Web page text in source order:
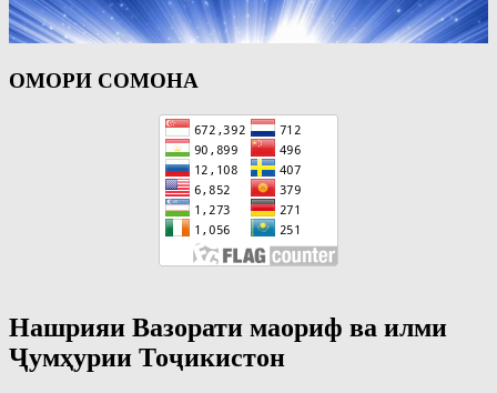
ОМОРИ СОМОНА
Нашрияи Вазорати маориф ва илми
Ҷумҳурии Тоҷикистон